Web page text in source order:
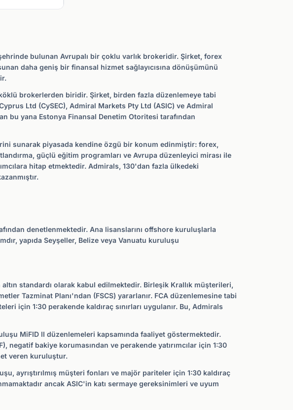
bulunan Avrupalı bir çoklu varlık brokeridir. Şirket, forex
daha geniş bir finansal hizmet sağlayıcısına dönüşümünü
brokerlerden biridir. Şirket, birden fazla düzenlemeye tabi
Ltd (CySEC), Admiral Markets Pty Ltd (ASIC) ve Admiral
bu yana Estonya Finansal Denetim Otoritesi tarafından
sunarak piyasada kendine özgü bir konum edinmiştir: forex,
güçlü eğitim programları ve Avrupa düzenleyici mirası ile
hitap etmektedir. Admirals, 130'dan fazla ülkedeki
denetlenmektedir. Ana lisanslarını offshore kuruluşlarla
yapıda Seyşeller, Belize veya Vanuatu kuruluşu
standardı olarak kabul edilmektedir. Birleşik Krallık müşterileri,
Tazminat Planı'ndan (FSCS) yararlanır. FCA düzenlemesine tabi
için 1:30 perakende kaldıraç sınırları uygulanır. Bu, Admirals
MiFID II düzenlemeleri kapsamında faaliyet göstermektedir.
negatif bakiye korumasından ve perakende yatırımcılar için 1:30
veren kuruluştur.
ayrıştırılmış müşteri fonları ve majör pariteler için 1:30 kaldıraç
ancak ASIC'in katı sermaye gereksinimleri ve uyum